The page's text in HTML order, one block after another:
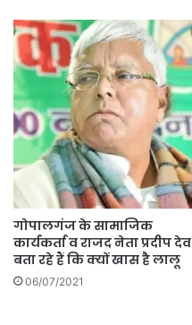
गोपालगंज के सामाजिक
कार्यकर्ता व राजद नेता प्रदीप देव
बता रहे हैं कि क्यों खास है लालू
06/07/2021